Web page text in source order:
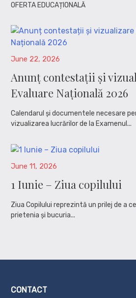
OFERTA EDUCAȚIONALĂ
June 22, 2026
Anunț contestații și
Evaluare Națională 2026
Calendarul și documentele necesare
vizualizarea lucrărilor de la Examenul...
June 11, 2026
1 Iunie – Ziua copilului
Ziua Copilului reprezintă un prilej de a
prietenia și bucuria...
CONTACT